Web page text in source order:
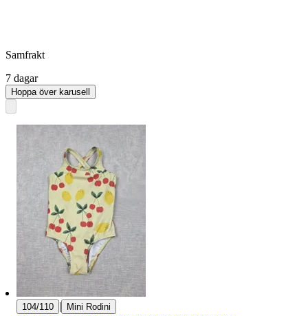
Samfrakt
7 dagar
Hoppa över karusell
104/110 | Mini Rodini